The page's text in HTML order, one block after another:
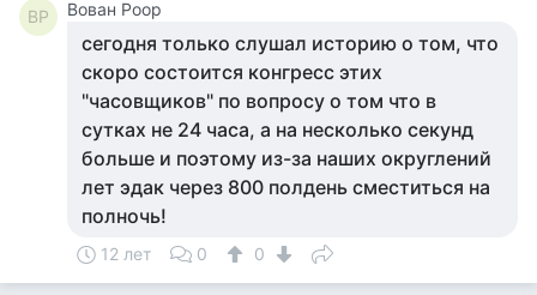
ВР Вован Роор
сегодня только слушал историю о том, что
скоро состоится конгресс этих
"часовщиков" по вопросу о том что в
сутках не 24 часа, а на несколько секунд
больше и поэтому из-за наших округлений
лет эдак через 800 полдень сместиться на
полночь!
12 лет 0 0